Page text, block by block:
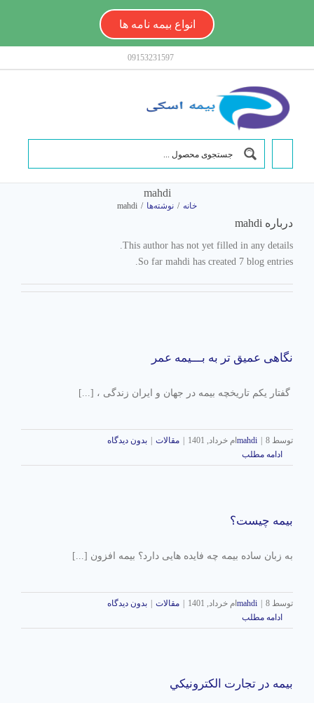
انواع بیمه نامه ها
mahdi
خانه / نوشته‌ها /
mahdi
درباره mahdi
This author has not yet filled in any details.
So far mahdi has created 7 blog entries.
نگاهی عمیق تر به بـــیمه عمر
گفتار یکم تاریخچه بیمه در جهان و ایران زندگی ، [...]
توسط mahdi 8ام خرداد, 1401 مقالات
بدون دیدگاه
ادامه مطلب
بیمه چیست؟
به زبان ساده بیمه چه فایده هایی دارد؟ بیمه افزون [...]
توسط mahdi 8ام خرداد, 1401 مقالات
بدون دیدگاه
ادامه مطلب
بيمه در تجارت الكترونيكي